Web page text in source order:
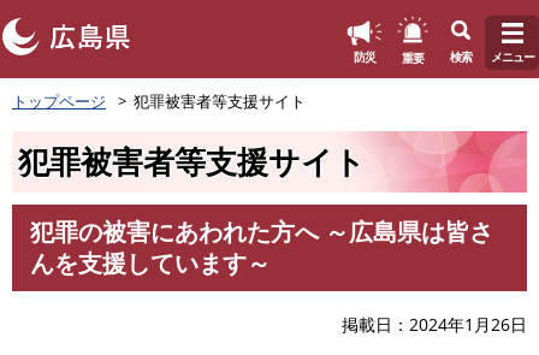
ペ
ー
頭
。
防災 重要 検索 メニュー
トップページ 犯罪被害者等支援サイト
犯罪被害者等支援サイト
犯罪の被害にあわれた方へ ～広島県は皆さ
んを支援しています～
掲載日 2024年1月26日